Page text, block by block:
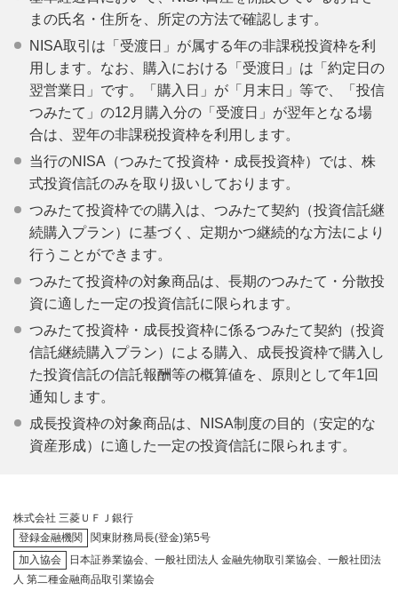
まの氏名・住所を、所定の方法で確認します。
NISA取引は「受渡日」が属する年の非課税投資枠を利
用します。なお、購入における「受渡日」は「約定日の
翌営業日」です。「購入日」が「月末日」等で、「投信
つみたて」の12月購入分の「受渡日」が翌年となる場
合は、翌年の非課税投資枠を利用します。
当行のNISA（つみたて投資枠・成長投資枠）では、株
式投資信託のみを取り扱いしております。
つみたて投資枠での購入は、つみたて契約（投資信託継
続購入プラン）に基づく、定期かつ継続的な方法により
行うことができます。
つみたて投資枠の対象商品は、長期のつみたて・分散投
資に適した一定の投資信託に限られます。
つみたて投資枠・成長投資枠に係るつみたて契約（投資
信託継続購入プラン）による購入、成長投資枠で購入し
た投資信託の信託報酬等の概算値を、原則として年1回
通知します。
成長投資枠の対象商品は、NISA制度の目的（安定的な
資産形成）に適した一定の投資信託に限られます。
株式会社 三菱ＵＦＪ銀行
登録金融機関
関東財務局長(登金)第5号
加入協会
日本証券業協会、一般社団法人 金融先物取引業協会、一般社団法
人 第二種金融商品取引業協会